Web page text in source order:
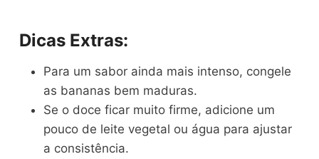
Dicas Extras:
Para um sabor ainda mais intenso, congele
as bananas bem maduras.
Se o doce ficar muito firme, adicione um
pouco de leite vegetal ou água para ajustar
a consistência.